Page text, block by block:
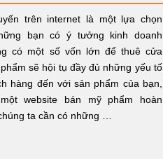
trên internet là một lựa chọn
bạn có ý tưởng kinh doanh
có một số vốn lớn để thuê cửa
sẽ hội tụ đầy đủ những yếu tố
hàng đến với sản phẩm của bạn,
website bán mỹ phẩm hoàn
ta cần có những …